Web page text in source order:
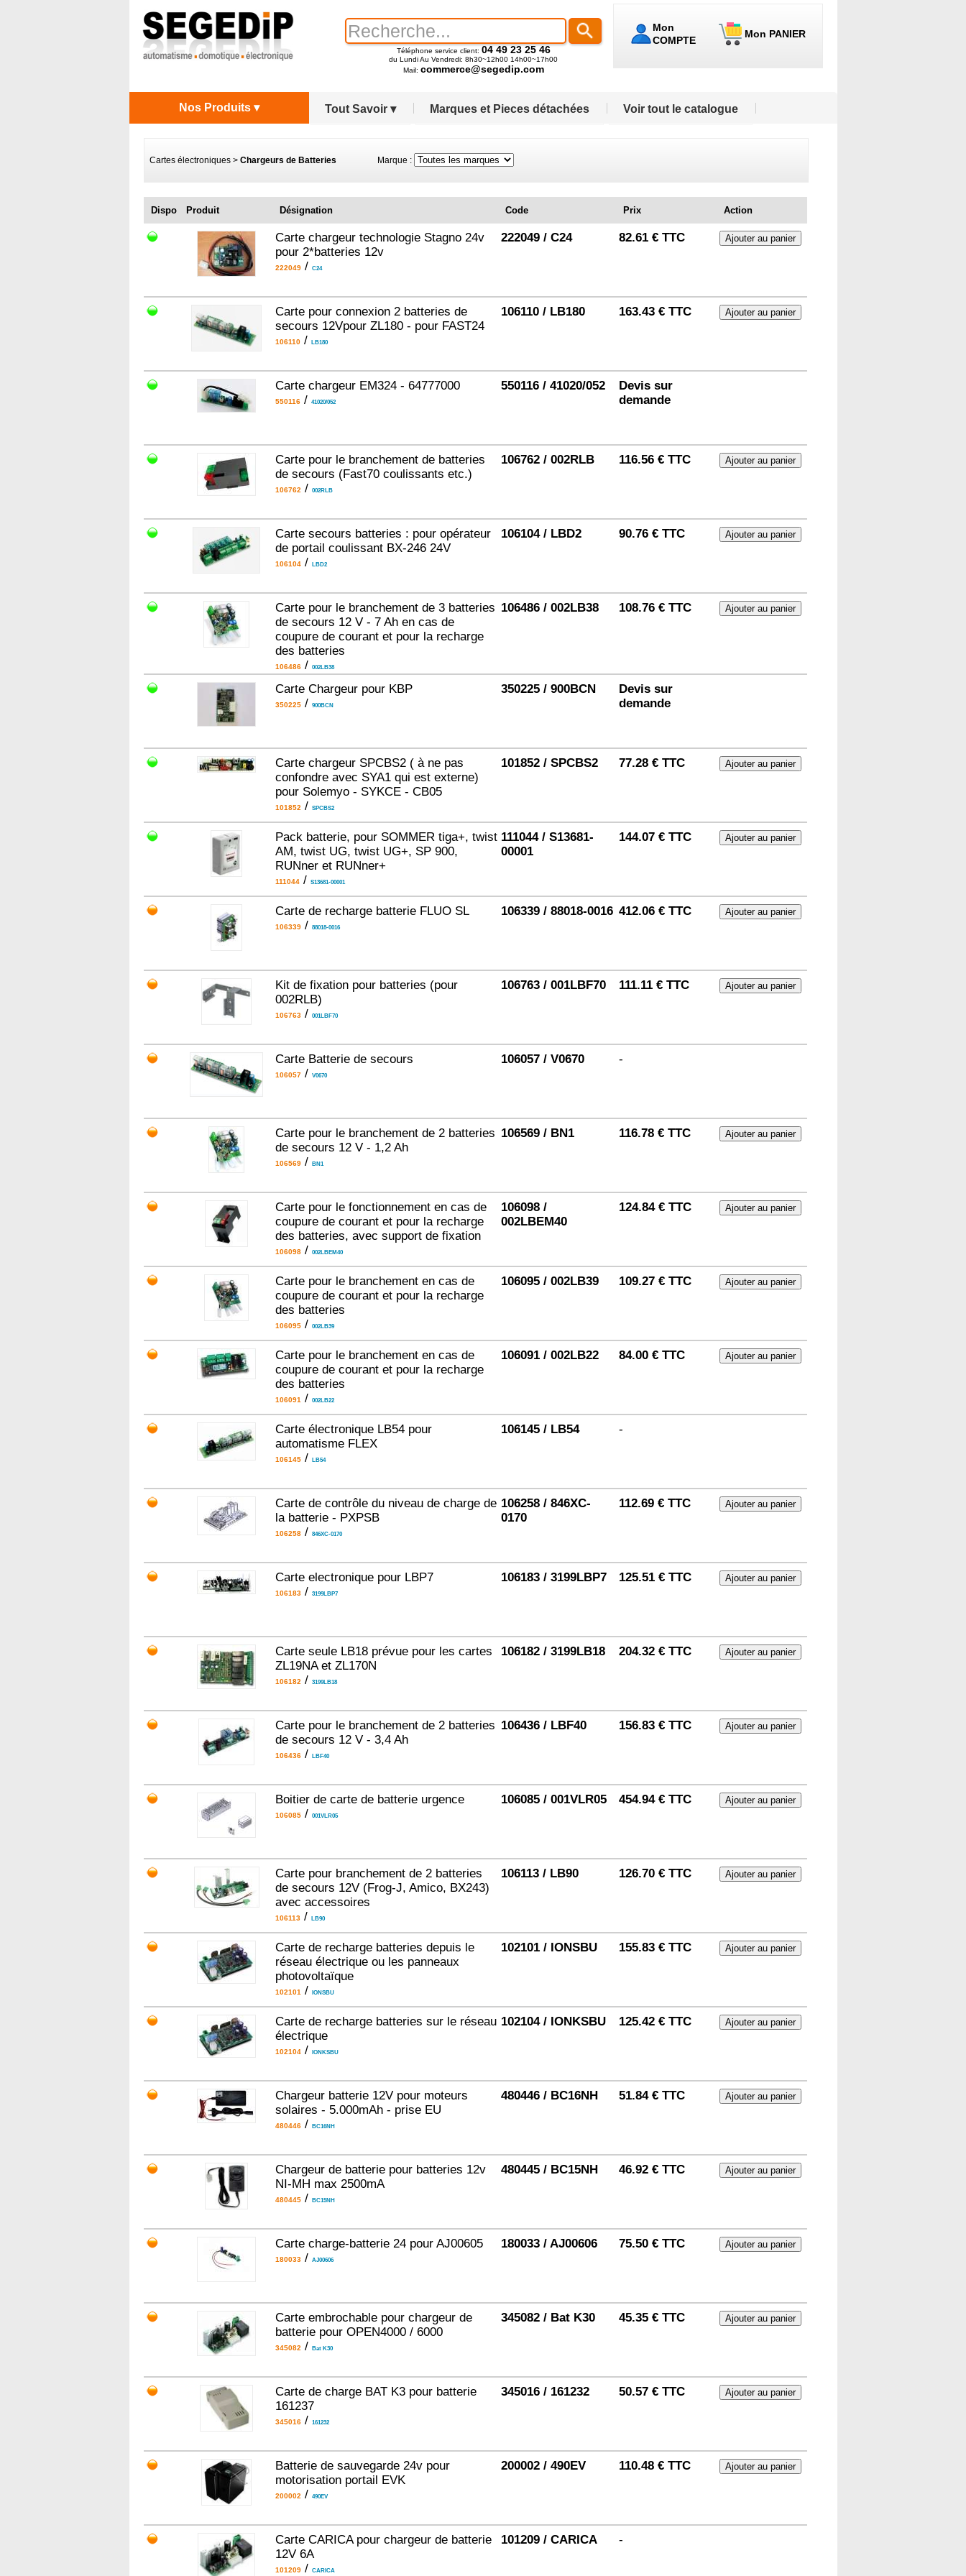
Mon
COMPTE
Mon PANIER
Téléphone service client: 04 49 23 25 46
du Lundi Au Vendredi: 8h30~12h00 14h00~17h00
Mail: commerce@segedip.com
Tout Savoir ▾ Marques et Pieces détachées Voir tout le catalogue
Nos Produits ▾
Cartes électroniques> Chargeurs de BatteriesMarque :
Dispo Produit Désignation Code Prix Action
Carte chargeur technologie Stagno 24v
pour 2*batteries 12v
222049/ C24
222049 / C24 82.61 € TTC
Carte pour connexion 2 batteries de
secours 12Vpour ZL180 - pour FAST24
106110/ LB180
106110 / LB180 163.43 € TTC
Carte chargeur EM324 - 64777000
550116/ 41020/052
550116 / 41020/052
Devis sur
demande
Carte pour le branchement de batteries
de secours (Fast70 coulissants etc.)
106762/ 002RLB
106762 / 002RLB 116.56 € TTC
Carte secours batteries : pour opérateur
de portail coulissant BX-246 24V
106104/ LBD2
106104 / LBD2 90.76 € TTC
Carte pour le branchement de 3 batteries
de secours 12 V - 7 Ah en cas de
coupure de courant et pour la recharge
des batteries
106486/ 002LB38
106486 / 002LB38 108.76 € TTC
Carte Chargeur pour KBP
350225/ 900BCN
350225 / 900BCN
Devis sur
demande
Carte chargeur SPCBS2 ( à ne pas
confondre avec SYA1 qui est externe)
pour Solemyo - SYKCE - CB05
101852/ SPCBS2
101852 / SPCBS2 77.28 € TTC
Pack batterie, pour SOMMER tiga+, twist
AM, twist UG, twist UG+, SP 900,
RUNner et RUNner+
111044/ S13681-00001
111044 / S13681-
00001
144.07 € TTC
Carte de recharge batterie FLUO SL
106339/ 88018-0016
106339 / 88018-0016 412.06 € TTC
Kit de fixation pour batteries (pour
002RLB)
106763/ 001LBF70
106763 / 001LBF70 111.11 € TTC
Carte Batterie de secours
106057/ V0670
106057 / V0670 -
Carte pour le branchement de 2 batteries
de secours 12 V - 1,2 Ah
106569/ BN1
106569 / BN1 116.78 € TTC
Carte pour le fonctionnement en cas de
coupure de courant et pour la recharge
des batteries, avec support de fixation
106098/ 002LBEM40
106098 /
002LBEM40
124.84 € TTC
Carte pour le branchement en cas de
coupure de courant et pour la recharge
des batteries
106095/ 002LB39
106095 / 002LB39 109.27 € TTC
Carte pour le branchement en cas de
coupure de courant et pour la recharge
des batteries
106091/ 002LB22
106091 / 002LB22 84.00 € TTC
Carte électronique LB54 pour
automatisme FLEX
106145/ LB54
106145 / LB54 -
Carte de contrôle du niveau de charge de
la batterie - PXPSB
106258/ 846XC-0170
106258 / 846XC-
0170
112.69 € TTC
Carte electronique pour LBP7
106183/ 3199LBP7
106183 / 3199LBP7 125.51 € TTC
Carte seule LB18 prévue pour les cartes
ZL19NA et ZL170N
106182/ 3199LB18
106182 / 3199LB18 204.32 € TTC
Carte pour le branchement de 2 batteries
de secours 12 V - 3,4 Ah
106436/ LBF40
106436 / LBF40 156.83 € TTC
Boitier de carte de batterie urgence
106085/ 001VLR05
106085 / 001VLR05 454.94 € TTC
Carte pour branchement de 2 batteries
de secours 12V (Frog-J, Amico, BX243)
avec accessoires
106113/ LB90
106113 / LB90 126.70 € TTC
Carte de recharge batteries depuis le
réseau électrique ou les panneaux
photovoltaïque
102101/ IONSBU
102101 / IONSBU 155.83 € TTC
Carte de recharge batteries sur le réseau
électrique
102104/ IONKSBU
102104 / IONKSBU 125.42 € TTC
Chargeur batterie 12V pour moteurs
solaires - 5.000mAh - prise EU
480446/ BC16NH
480446 / BC16NH 51.84 € TTC
Chargeur de batterie pour batteries 12v
NI-MH max 2500mA
480445/ BC15NH
480445 / BC15NH 46.92 € TTC
Carte charge-batterie 24 pour AJ00605
180033/ AJ00606
180033 / AJ00606 75.50 € TTC
Carte embrochable pour chargeur de
batterie pour OPEN4000 / 6000
345082/ Bat K30
345082 / Bat K30 45.35 € TTC
Carte de charge BAT K3 pour batterie
161237
345016/ 161232
345016 / 161232 50.57 € TTC
Batterie de sauvegarde 24v pour
motorisation portail EVK
200002/ 490EV
200002 / 490EV 110.48 € TTC
Carte CARICA pour chargeur de batterie
12V 6A
101209/ CARICA
101209 / CARICA -